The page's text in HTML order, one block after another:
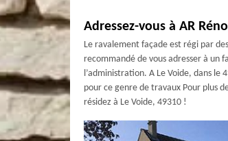
Adressez-vous à AR
Le ravalement façade est régi par
recommandé de vous adresser à un
l’administration. A Le Voide, dans le
pour ce genre de travaux Pour plus
résidez à Le Voide, 49310 !